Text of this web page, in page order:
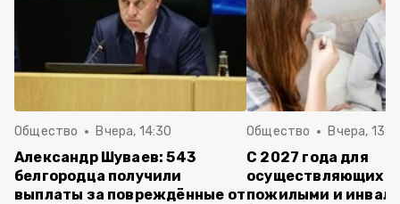
Общество Вчера, 14:30
Александр Шуваев: 543
белгородца получили
выплаты за повреждённые от
Общество Вчера,
С 2027 года для
осуществляющих
пожилыми и